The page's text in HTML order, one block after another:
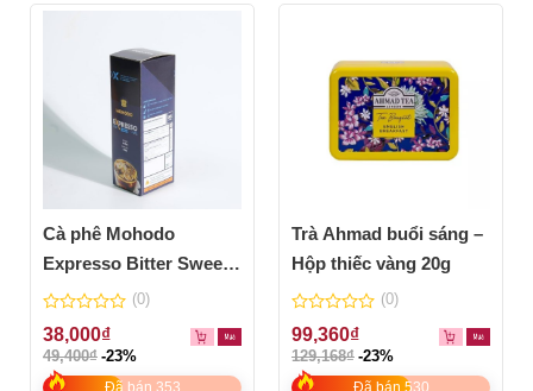
Cà phê Mohodo
Expresso Bitter Sweet
80g
0
out
of
5
(0)
38,000₫
49,400₫ -23%
Đã bán 353
Trà Ahmad buổi sáng –
Hộp thiếc vàng 20g
0
out
of
5
(0)
99,360₫
129,168₫ -23%
Đã bán 530